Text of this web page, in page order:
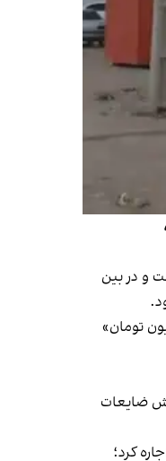
و در بین
تومان»
که هم بتوان از آن برای فروش ضایعات
کرد؛